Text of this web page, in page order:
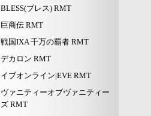
BLESS(ブレス) RMT
巨商伝 RMT
戦国IXA 千万の覇者 RMT
デカロン RMT
イブオンライン|EVE RMT
ヴァニティーオブヴァニティー
ズ RMT